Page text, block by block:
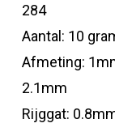
284
Aantal: 10
Afmeting:
2.1mm
Rijggat: